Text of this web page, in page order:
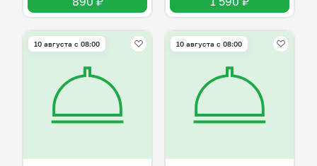
10 августа с 08:00 10 августа с 08:00